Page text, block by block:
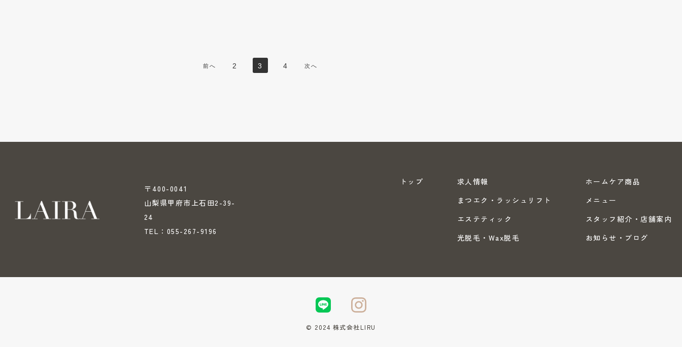
前へ 2 3 4 次へ
〒400-0041
山梨県甲府市上石田2-39-
24
TEL：055-267-9196
トップ 求人情報
まつエク・ラッシュリフト
エステティック
光脱毛・Wax脱毛
ホームケア商品
メニュー
スタッフ紹介・店舗案内
お知らせ・ブログ
© 2024 株式会社LIRU